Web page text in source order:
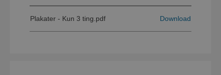
Plakater - Kun 3 ting.pdf Download